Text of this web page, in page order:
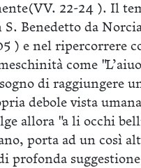
22-24 ). Il
Benedetto da
) e nel ripercorrere
come
di raggiungere
debole vista
allora "a li occhi
porta ad un così
profonda